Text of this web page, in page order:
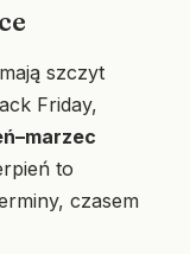
szczyt
Friday,
to
czasem